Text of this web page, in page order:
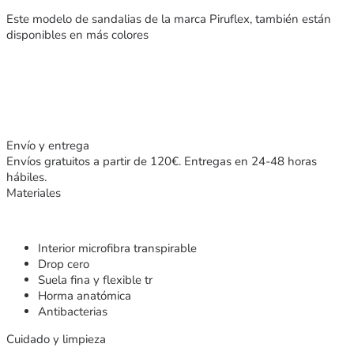
Este modelo de sandalias de la marca Piruflex, también están
disponibles en más colores
Envío y entrega
Envíos gratuitos a partir de 120€. Entregas en 24-48 horas
hábiles.
Materiales
Interior microfibra transpirable
Drop cero
Suela fina y flexible tr
Horma anatómica
Antibacterias
Cuidado y limpieza